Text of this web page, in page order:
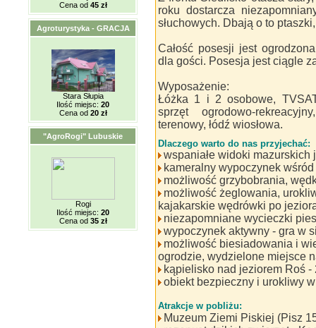
Cena od 45 zł
Agroturystyka - GRACJA
Stara Słupia
Ilość miejsc: 20
Cena od 20 zł
"AgroRogi" Lubuskie
Rogi
Ilość miejsc: 20
Cena od 35 zł
roku dostarcza
słuchowych. Dbają o to
Całość posesji jest
dla gości. Posesja jest ciągle
Wyposażenie:
Łóżka 1 i 2 osobowe,
sprzęt ogrodowo-
terenowy, łódź wiosłowa.
Dlaczego warto do nas przyjechać:
wspaniałe widoki mazurskich
kameralny wypoczynek
możliwość grzybobrania,
możliwość żeglowania,
kajakarskie wędrówki po
niezapomniane wycieczki
wypoczynek aktywny - gra w
możliwość biesiadowania i
ogrodzie, wydzielone miejsce
kąpielisko nad jeziorem Roś -
obiekt bezpieczny i urokliwy
Atrakcje w pobliżu:
Muzeum Ziemi Piskiej (Pisz